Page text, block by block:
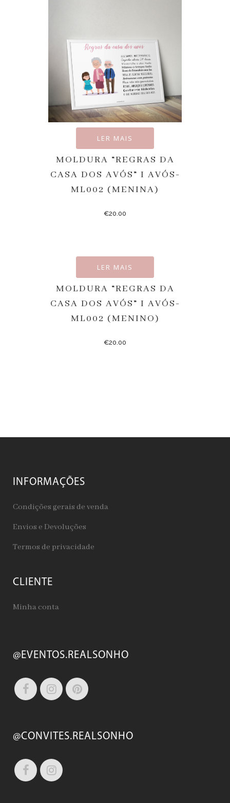
LER MAIS
MOLDURA “REGRAS DA
CASA DOS AVÓS” I AVÓS-
ML002 (MENINA)
€20.00
LER MAIS
MOLDURA “REGRAS DA
CASA DOS AVÓS” I AVÓS-
ML002 (MENINO)
€20.00
INFORMAÇÕES
Condições gerais de venda
Envios e Devoluções
Termos de privacidade
CLIENTE
Minha conta
@EVENTOS.REALSONHO
@CONVITES.REALSONHO